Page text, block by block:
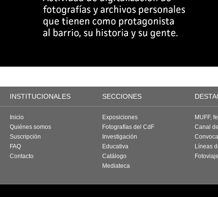
INSTITUCIONALES SECCIONES
Inicio
Quiénes somos
Suscripción
FAQ
Contacto
Exposiciones
Fotografías del CdF
Investigación
Educativa
Catálogo
Mediateca
MUFF,
Canal
Líneas